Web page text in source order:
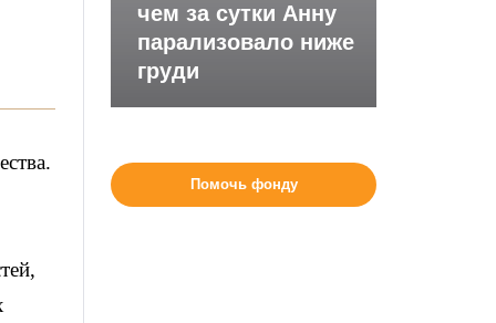
чем за сутки Анну
парализовало ниже
груди
Помочь фонду